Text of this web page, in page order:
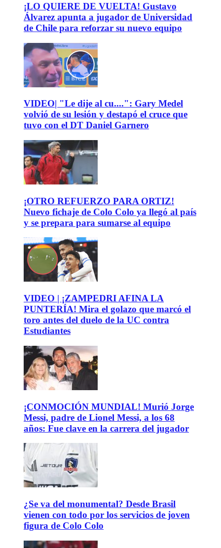
¡LO QUIERE DE VUELTA! Gustavo
Álvarez apunta a jugador de Universidad
de Chile para reforzar su nuevo equipo
VIDEO| "Le dije al cu....": Gary Medel
volvió de su lesión y destapó el cruce que
tuvo con el DT Daniel Garnero
¡OTRO REFUERZO PARA ORTIZ!
Nuevo fichaje de Colo Colo ya llegó al país
y se prepara para sumarse al equipo
VIDEO | ¡ZAMPEDRI AFINA LA
PUNTERÍA! Mira el golazo que marcó el
toro antes del duelo de la UC contra
Estudiantes
¡CONMOCIÓN MUNDIAL! Murió Jorge
Messi, padre de Lionel Messi, a los 68
años: Fue clave en la carrera del jugador
¿Se va del monumental? Desde Brasil
vienen con todo por los servicios de joven
figura de Colo Colo